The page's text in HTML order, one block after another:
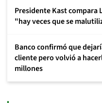
Presidente Kast compara
"hay veces que se
Banco confirmó que
cliente pero volvió a
millones